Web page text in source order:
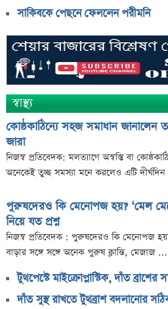
সাকিবকে পেছনে ফেললেন পরীমনি
স্বাস্থ্য
কোষ্ঠকাঠিন্যে সহজ সমাধান জানালেন
জারা
নিজস্ব প্রতিবেদক: মলত্যাগে অস্বস্তি বা
অনেকেই তুচ্ছ সমস্যা মনে করলেও এটি
পুরুষদেরও কি মেনোপজ হয়? ‘মেল
নিয়ে যত প্রশ্ন
নিজস্ব প্রতিবেদক : পুরুষদেরও কি মেনোপজ
বাড়ার সঙ্গে সঙ্গে অনেক পুরুষ ক্লান্তি, মেজাজ ...
টুথপেস্টে মাইক্রোপ্লাস্টিক, দাঁত
দাঁত সুস্থ রাখতে টুথব্রাশ বদলানোর